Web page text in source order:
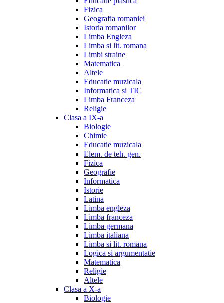
Fizica
Geografia romaniei
Istoria romanilor
Limba Engleza
Limba si lit. romana
Limbi straine
Matematica
Altele
Educatie muzicala
Informatica si TIC
Limba Franceza
Religie
Clasa a IX-a
Biologie
Chimie
Educatie muzicala
Elem. de teh. gen.
Fizica
Geografie
Informatica
Istorie
Latina
Limba engleza
Limba franceza
Limba germana
Limba italiana
Limba si lit. romana
Logica si argumentatie
Matematica
Religie
Altele
Clasa a X-a
Biologie